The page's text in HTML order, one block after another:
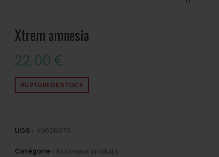
Xtrem amnesia
22,00 €
RUPTURE DE STOCK
UGS : 49626679
Catégorie : Nouveaux produits